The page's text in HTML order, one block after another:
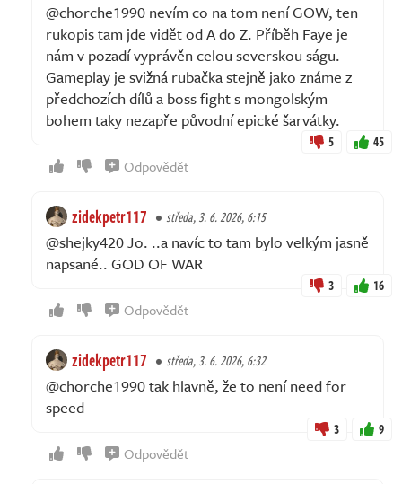
@chorche1990 nevím co na tom není GOW, ten
rukopis tam jde vidět od A do Z. Příběh Faye je
nám v pozadí vyprávěn celou severskou ságu.
Gameplay je svižná rubačka stejně jako známe z
předchozích dílů a boss fight s mongolským
bohem taky nezapře původní epické šarvátky.
5 45
Odpovědět
zidekpetr117 středa, 3. 6. 2026, 6:15
@shejky420 Jo. ..a navíc to tam bylo velkým jasně
napsané.. GOD OF WAR
3 16
Odpovědět
zidekpetr117 středa, 3. 6. 2026, 6:32
@chorche1990 tak hlavně, že to není need for
speed
3 9
Odpovědět